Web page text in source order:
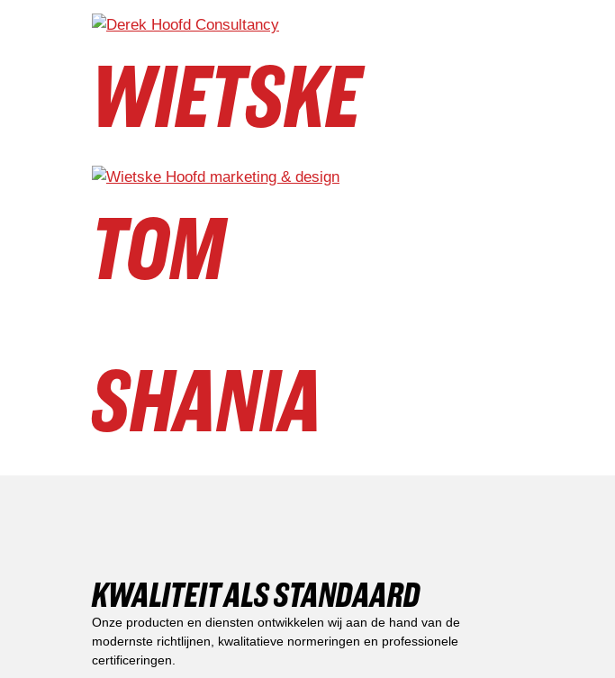
WIETSKE
TOM
SHANIA
KWALITEIT ALS STANDAARD
Onze producten en diensten ontwikkelen wij aan de hand van de
modernste richtlijnen, kwalitatieve normeringen en professionele
certificeringen.